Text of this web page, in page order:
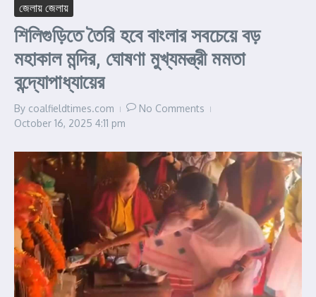
জেলায় জেলায়
শিলিগুড়িতে তৈরি হবে বাংলার সবচেয়ে বড়
মহাকাল মন্দির, ঘোষণা মুখ্যমন্ত্রী মমতা
বন্দ্যোপাধ্যায়ের
By coalfieldtimes.com
No Comments
October 16, 2025 4:11 pm